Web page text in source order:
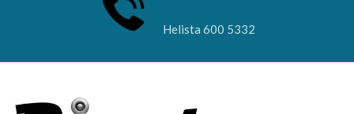
Helista 600 5332